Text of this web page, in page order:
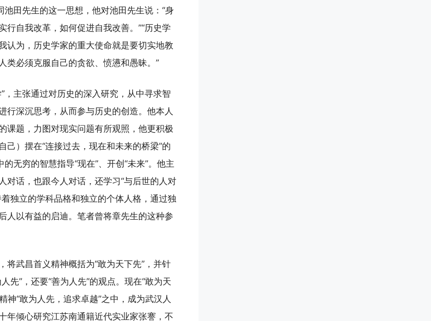
田先生的这一思想，他对池田先生说：“身
自我改革，如何促进自我改善。”“历史学
认为，历史学家的重大使命就是要切实地教
类必须克服自己的贪欲、愤懑和愚昧。”
，主张通过对历史的深入研究，从中寻求智
行深沉思考，从而参与历史的创造。他本人
课题，力图对现实问题有所观照，他更积极
）摆在“连接过去，现在和未来的桥梁”的
无穷的智慧指导“现在”、开创“未来”。他主
对话，也跟今人对话，还学习“与后世的人对
独立的学科品格和独立的个体人格，通过独
人以有益的启迪。笔者曾将章先生的这种参
武昌首义精神概括为“敢为天下先”，并针
先”，还要“善为人先”的观点。现在“敢为天
神“敢为人先，追求卓越”之中，成为武汉人
年倾心研究江苏南通籍近代实业家张謇，不